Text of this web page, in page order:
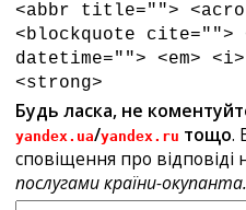
<abbr title="">
<blockquote cite="">
datetime=""> <em>
<strong>
Будь ласка, не
yandex.ua/yandex.ru тощо.
сповіщення про відповіді
послугами країни-